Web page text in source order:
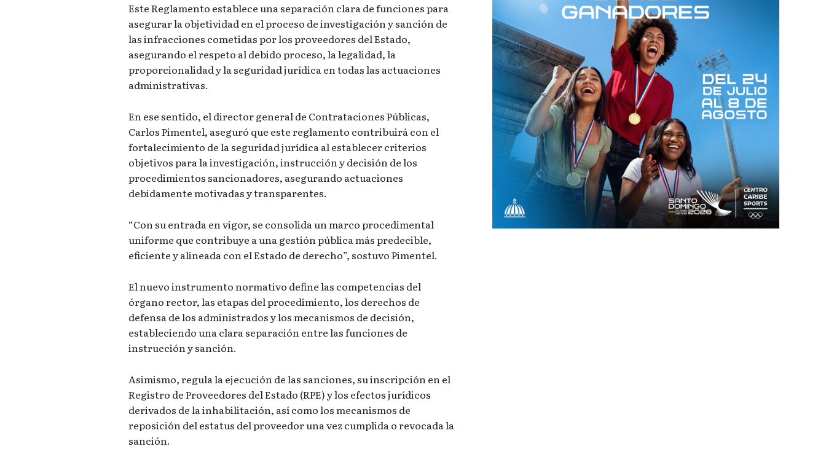
Este Reglamento establece una separación clara de funciones para
asegurar la objetividad en el proceso de investigación y sanción de
las infracciones cometidas por los proveedores del Estado,
asegurando el respeto al debido proceso, la legalidad, la
proporcionalidad y la seguridad jurídica en todas las actuaciones
administrativas.
En ese sentido, el director general de Contrataciones Públicas,
Carlos Pimentel, aseguró que este reglamento contribuirá con el
fortalecimiento de la seguridad jurídica al establecer criterios
objetivos para la investigación, instrucción y decisión de los
procedimientos sancionadores, asegurando actuaciones
debidamente motivadas y transparentes.
“Con su entrada en vigor, se consolida un marco procedimental
uniforme que contribuye a una gestión pública más predecible,
eficiente y alineada con el Estado de derecho”, sostuvo Pimentel.
El nuevo instrumento normativo define las competencias del
órgano rector, las etapas del procedimiento, los derechos de
defensa de los administrados y los mecanismos de decisión,
estableciendo una clara separación entre las funciones de
instrucción y sanción.
Asimismo, regula la ejecución de las sanciones, su inscripción en el
Registro de Proveedores del Estado (RPE) y los efectos jurídicos
derivados de la inhabilitación, así como los mecanismos de
reposición del estatus del proveedor una vez cumplida o revocada la
sanción.